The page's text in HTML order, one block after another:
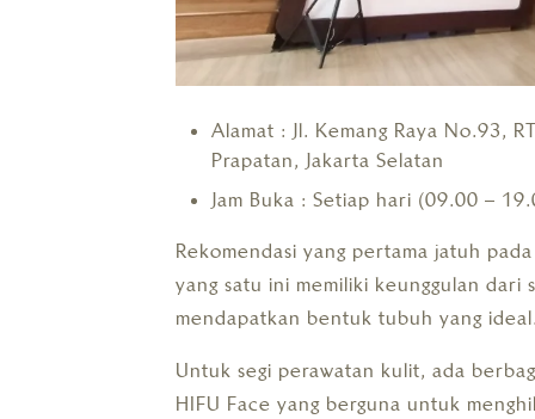
Alamat : Jl. Kemang Raya No.93,
Prapatan, Jakarta Selatan
Jam Buka : Setiap hari (09.00 –
Rekomendasi yang pertama jatuh
yang satu ini memiliki keunggulan dari
mendapatkan bentuk tubuh yang
Untuk segi perawatan kulit, ada
HIFU Face yang berguna untuk